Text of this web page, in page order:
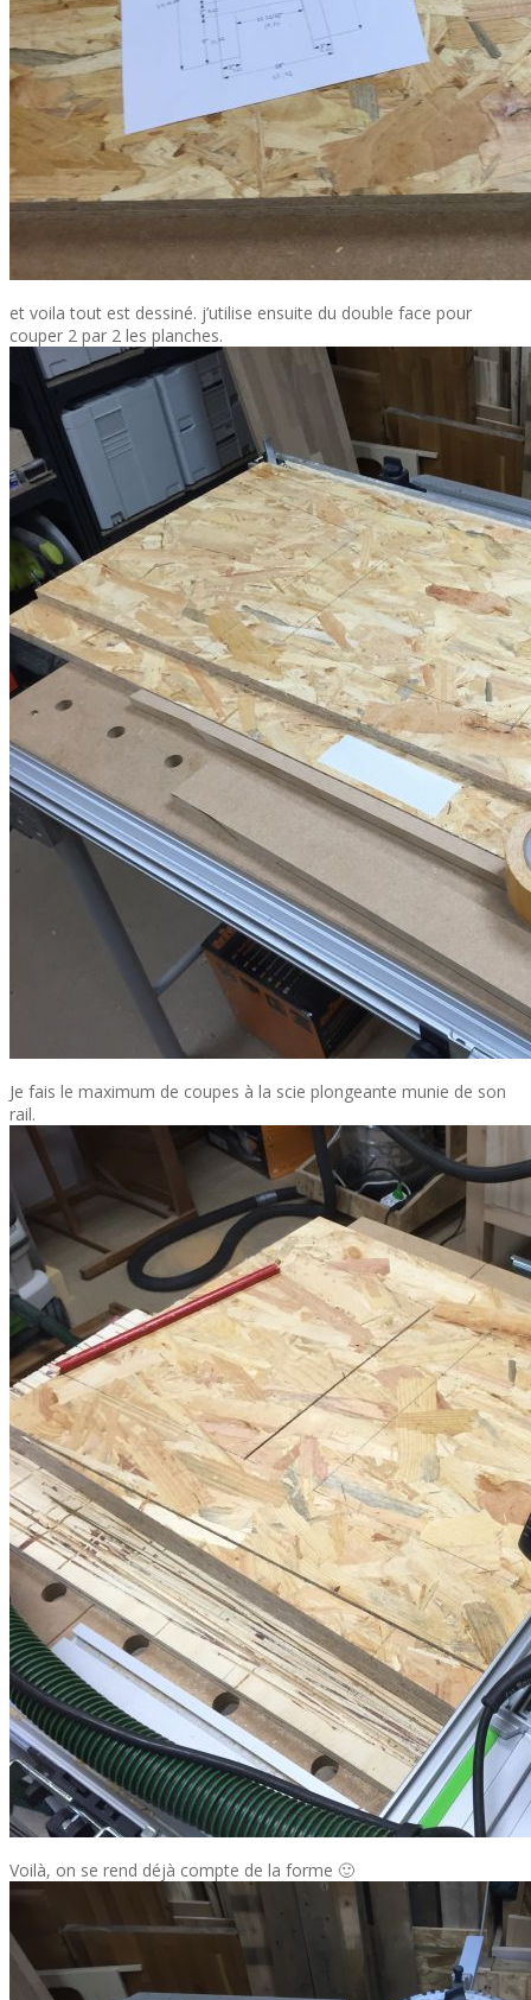
et voila tout est dessiné. j’utilise ensuite du double face pour
couper 2 par 2 les planches.
Je fais le maximum de coupes à la scie plongeante munie de son
rail.
Voilà, on se rend déjà compte de la forme 🙂